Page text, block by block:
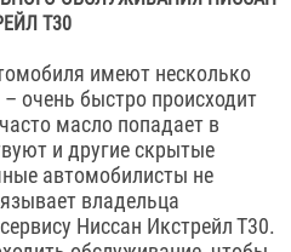
Т30
имеют несколько
очень быстро происходит
масло попадает в
и другие скрытые
автомобилисты не
владельца
Ниссан Икстрейл Т30.